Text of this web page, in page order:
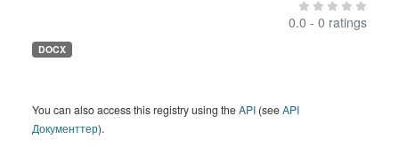
0.0 - 0 ratings
DOCX
You can also access this registry using theAPI (seeAPI
Документтер).